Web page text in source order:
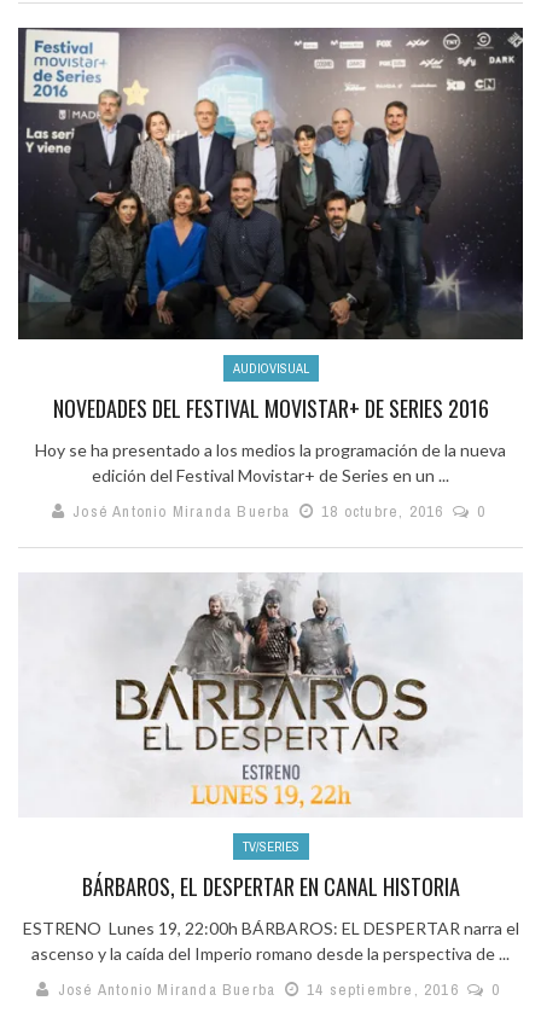
AUDIOVISUAL
NOVEDADES DEL FESTIVAL MOVISTAR+ DE SERIES 2016
Hoy se ha presentado a los medios la programación de la nueva
edición del Festival Movistar+ de Series en un ...
José Antonio Miranda Buerba
18 octubre, 2016 0
TV/SERIES
BÁRBAROS, EL DESPERTAR EN CANAL HISTORIA
ESTRENO Lunes 19, 22:00h BÁRBAROS: EL DESPERTAR narra el
ascenso y la caída del Imperio romano desde la perspectiva de ...
José Antonio Miranda Buerba
14 septiembre, 2016 0